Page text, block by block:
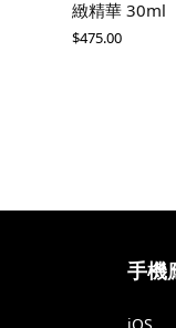
緻精華 30ml
$475.00
手機